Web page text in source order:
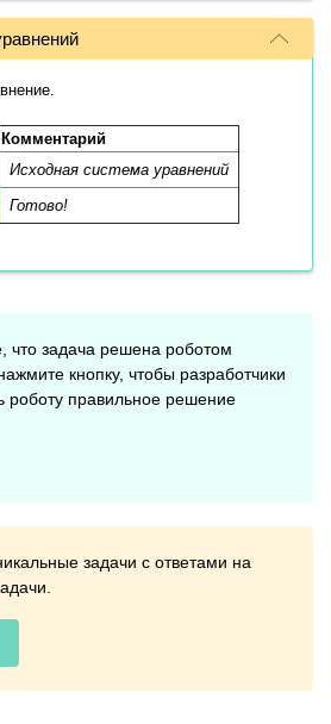
Комментарий
Исходная система уравнений
Готово!
что задача решена роботом
кнопку, чтобы разработчики
роботу правильное решение
задачи с ответами на